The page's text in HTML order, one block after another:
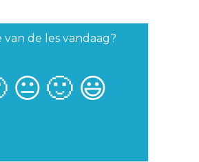
van de les vandaag?
😐 🙂 😃